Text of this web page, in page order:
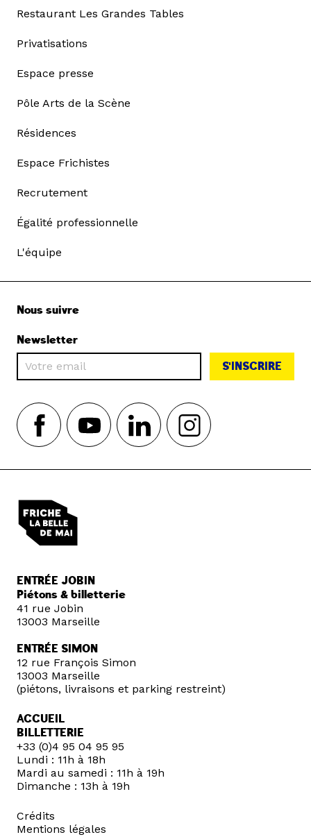
Restaurant Les Grandes Tables
Privatisations
Espace presse
Pôle Arts de la Scène
Résidences
Espace Frichistes
Recrutement
Égalité professionnelle
L'équipe
Nous suivre
Newsletter
S'INSCRIRE
ENTRÉE JOBIN
Piétons & billetterie
41 rue Jobin
13003 Marseille
ENTRÉE SIMON
12 rue François Simon
13003 Marseille
(piétons, livraisons et parking restreint)
ACCUEIL
BILLETTERIE
+33 (0)4 95 04 95 95
Lundi : 11h à 18h
Mardi au samedi : 11h à 19h
Dimanche : 13h à 19h
Crédits
Mentions légales